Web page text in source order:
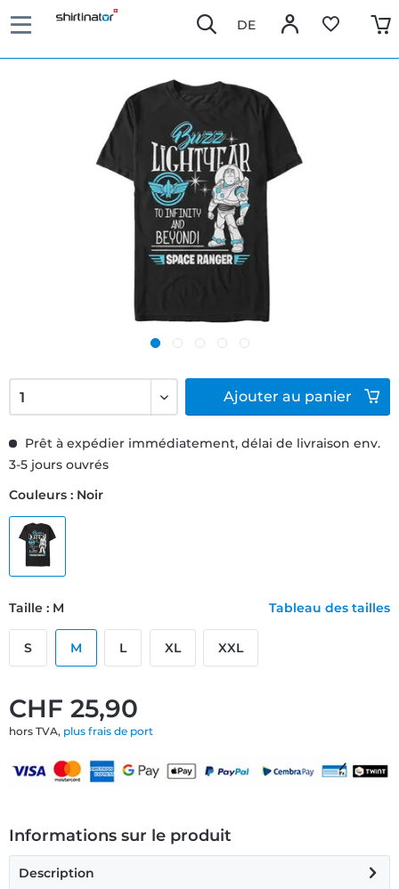
DE
CHF 25,90
hors TVA, plus frais de port
Prêt à expédier immédiatement, délai de livraison env.
3-5 jours ouvrés
Couleurs : Noir
Taille : M Tableau des tailles
S M L XL XXL
Ajouter au panier
Informations sur le produit
Description